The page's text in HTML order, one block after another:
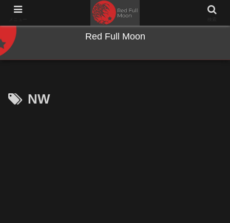
NWとキーボードのジャンク沼に沈む夜
Red Full Moon
NW